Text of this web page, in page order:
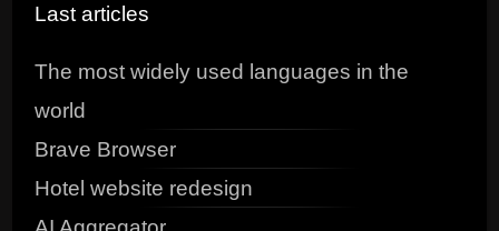
Last articles
The most widely used languages in the
world
Brave Browser
Hotel website redesign